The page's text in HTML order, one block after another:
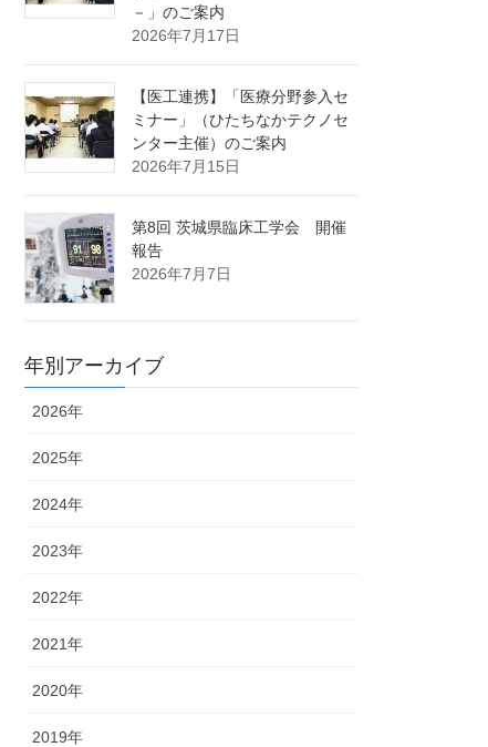
－」のご案内
2026年7月17日
【医工連携】「医療分野参入セ
ミナー」（ひたちなかテクノセ
ンター主催）のご案内
2026年7月15日
第8回 茨城県臨床工学会 開催
報告
2026年7月7日
年別アーカイブ
2026年
2025年
2024年
2023年
2022年
2021年
2020年
2019年